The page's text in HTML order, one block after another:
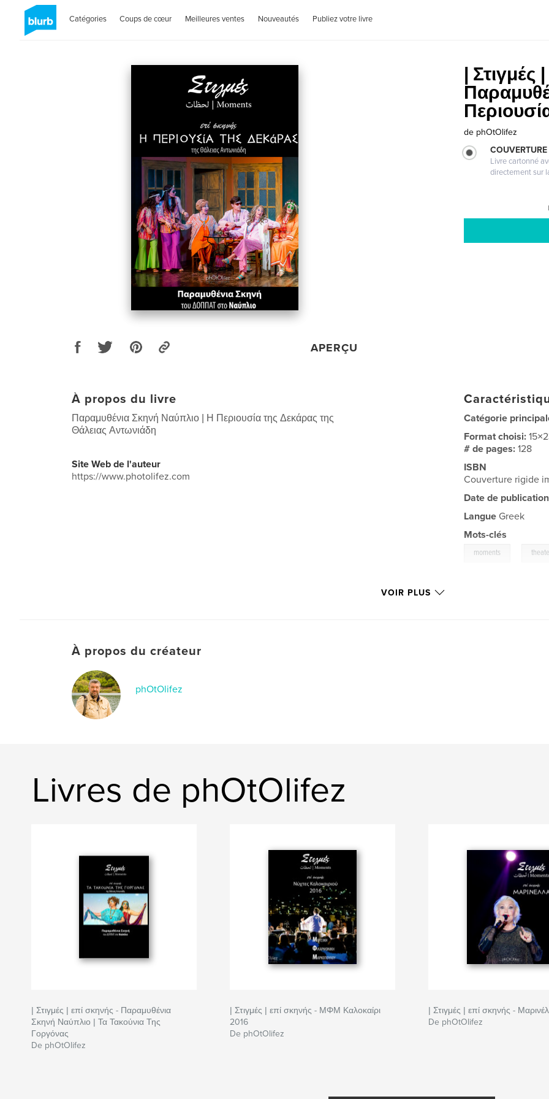
Catégories Coups de cœur Meilleures ventes Nouveautés Publiez votre livre
APERÇU
| Στιγμές
de phOtOlifez
Livre cartonné
directement sur
À propos du livre
Παραμυθένια Σκηνή Ναύπλιο | Η Περιουσία της Δεκάρας της
Θάλειας Αντωνιάδη
Site Web de l'auteur
https://www.photolifez.com
Catégorie
Format choisi:
# de pages:128
ISBN
Couverture rigide
Date de
Langue Greek
Mots-clés
moments
VOIR PLUS
À propos du créateur
phOtOlifez
Livres de phOtOlifez
| Στιγμές | επί σκηνής - Παραμυθένια
Σκηνή Ναύπλιο | Τα Τακούνια Της
Γοργόνας
De phOtOlifez
| Στιγμές | επί σκηνής - ΜΦΜ Καλοκαίρι
2016
De phOtOlifez
| Στιγμές | επί σκηνής -
De phOtOlifez